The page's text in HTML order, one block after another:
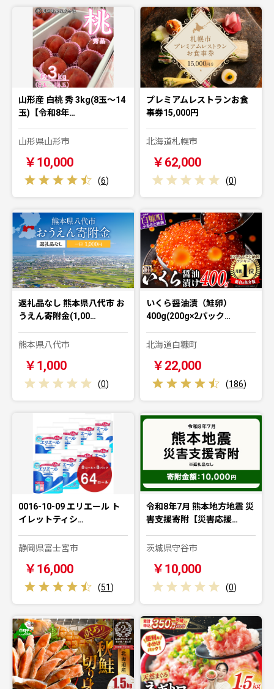
山形産 白桃 秀 3kg(8玉～14
玉)【令和8年…
山形県山形市
￥10,000
(6)
プレミアムレストランお食
事券15,000円
北海道札幌市
￥62,000
(0)
返礼品なし 熊本県八代市 お
うえん寄附金(1,00…
熊本県八代市
￥1,000
(0)
いくら醤油漬（鮭卵）
400g(200g×2パック…
北海道白糠町
￥22,000
(186)
0016-10-09 エリエール ト
イレットティシ…
静岡県富士宮市
￥16,000
(51)
令和8年7月 熊本地方地震 災
害支援寄附【災害応援…
茨城県守谷市
￥10,000
(0)